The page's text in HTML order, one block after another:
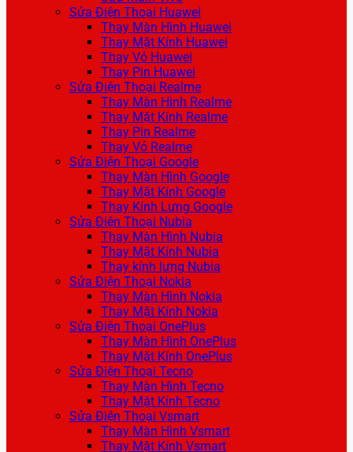
Sửa Điện Thoại Huawei
Thay Màn Hình Huawei
Thay Mặt Kính Huawei
Thay Vỏ Huawei
Thay Pin Huawei
Sửa Điện Thoại Realme
Thay Màn Hình Realme
Thay Mặt Kính Realme
Thay Pin Realme
Thay Vỏ Realme
Sửa Điện Thoại Google
Thay Màn Hình Google
Thay Mặt Kính Google
Thay Kính Lưng Google
Sửa Điện Thoại Nubia
Thay Màn Hình Nubia
Thay Mặt Kính Nubia
Thay kính lưng Nubia
Sửa Điện Thoại Nokia
Thay Màn Hình Nokia
Thay Mặt Kính Nokia
Sửa Điện Thoại OnePlus
Thay Màn Hình OnePlus
Thay Mặt Kính OnePlus
Sửa Điện Thoại Tecno
Thay Màn Hình Tecno
Thay Mặt Kính Tecno
Sửa Điện Thoại Vsmart
Thay Màn Hình Vsmart
Thay Mặt Kính Vsmart